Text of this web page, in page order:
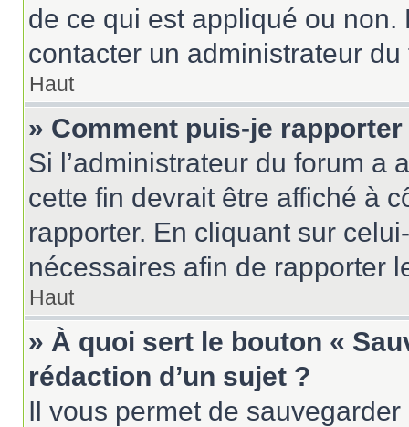
de ce qui est appliqué ou non.
contacter un administrateur du
Haut
» Comment puis-je
Si l’administrateur du forum a
cette fin devrait être affiché à
rapporter. En cliquant sur
nécessaires afin de rapporter
Haut
» À quoi sert le bouton «
rédaction d’un sujet ?
Il vous permet de